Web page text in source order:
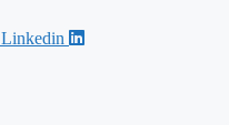
Linkedin